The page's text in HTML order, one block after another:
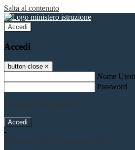
Salta al contenuto
Accedi
Accedi
button close ×
Nome
Password
Password dimenticata?
-
Entra con SPID
Entra con CIE